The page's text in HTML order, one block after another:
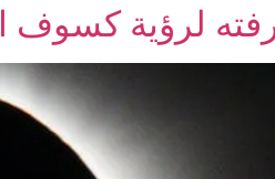
لرؤية